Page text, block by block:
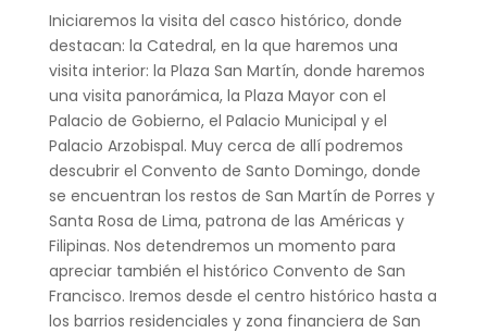
Iniciaremos la visita del casco histórico, donde
destacan: la Catedral, en la que haremos una
visita interior: la Plaza San Martín, donde haremos
una visita panorámica, la Plaza Mayor con el
Palacio de Gobierno, el Palacio Municipal y el
Palacio Arzobispal. Muy cerca de allí podremos
descubrir el Convento de Santo Domingo, donde
se encuentran los restos de San Martín de Porres y
Santa Rosa de Lima, patrona de las Américas y
Filipinas. Nos detendremos un momento para
apreciar también el histórico Convento de San
Francisco. Iremos desde el centro histórico hasta a
los barrios residenciales y zona financiera de San